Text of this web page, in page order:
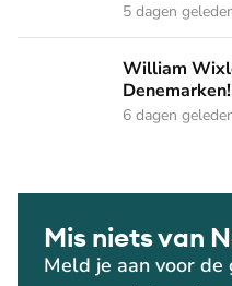
5 dagen
William Wixley gaat mee
William
Denemarken!
6 dagen
Mis niets van
Meld je aan voor de